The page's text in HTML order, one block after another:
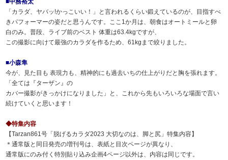
■中務裕太
「カラダ、ヤバッ!かっこいい！」と言われるくらい鍛えているのが、目指すべ
きパフォーマーの姿だと思うんです。ここ1か月は、朝食はオートミールと卵
白のみ。普段、ライブ前のベスト 体重は63.4kgですが、
この撮影に向けて最強のカラダを作るため、61kgまで絞りました。
■小森隼
今が、見た目も 表現力も、精神的にも過去いちの仕上がりだと胸を張れます。
「全ては『ターザン』の
カバー撮影がきっかけになりました」と、これから先もいろいろな場面で言い
続けていくと思います！
◆特集内容
【Tarzan861号「脱げるカラダ2023 大切なのは、脚と尻」特集内容】
＊通常版と同日発売の増刊号は、表紙と目次ページが異なり、
通常版にのみ付く特別貼り込み企画4ページ以外は、内容は同じです。